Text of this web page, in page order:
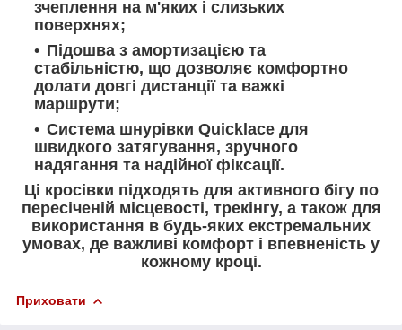
зчеплення на м'яких і слизьких
поверхнях;
Підошва з амортизацією та
стабільністю, що дозволяє комфортно
долати довгі дистанції та важкі
маршрути;
Система шнурівки Quicklace для
швидкого затягування, зручного
надягання та надійної фіксації.
Ці кросівки підходять для активного бігу по
пересіченій місцевості, трекінгу, а також для
використання в будь-яких екстремальних
умовах, де важливі комфорт і впевненість у
кожному кроці.
Приховати